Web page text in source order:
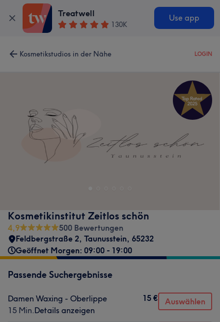
Treatwell
130K
Use app
Kosmetikstudios in der Nähe LOGIN
Kosmetikinstitut Zeitlos schön
4,9
500 Bewertungen
Feldbergstraße 2, Taunusstein, 65232
Geöffnet Morgen: 09:00 - 19:00
Passende Suchergebnisse
Damen Waxing - Oberlippe
15 Min.Details anzeigen
15 € Auswählen